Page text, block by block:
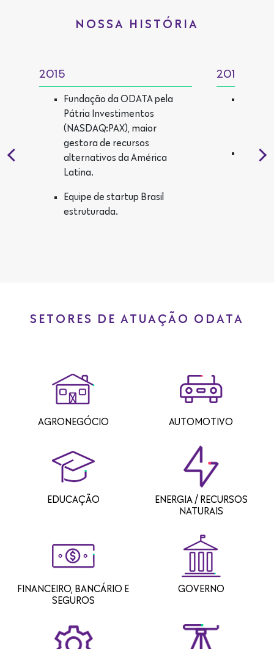
NOSSA HISTÓRIA
2015
Fundação da ODATA pela
Pátria Investimentos
(NASDAQ:PAX), maior
gestora de recursos
alternativos da América
Latina.
Equipe de startup Brasil
estruturada.
2016
Início
SETORES DE ATUAÇÃO ODATA
AGRONEGÓCIO AUTOMOTIVO
EDUCAÇÃO
ENERGIA / RECURSOS
NATURAIS
FINANCEIRO, BANCÁRIO E
SEGUROS
GOVERNO